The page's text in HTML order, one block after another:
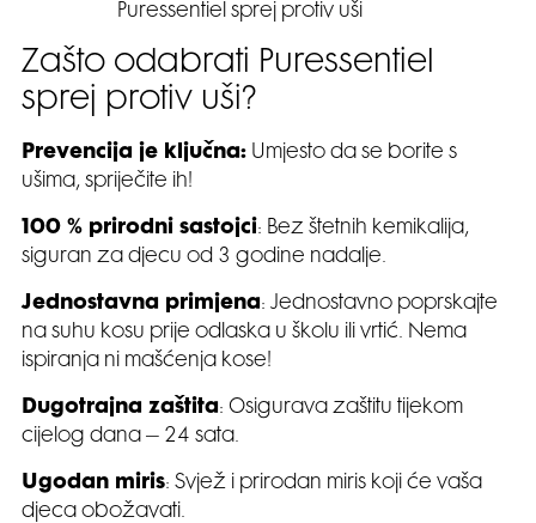
Puressentiel sprej protiv uši
Zašto odabrati Puressentiel
sprej protiv uši?
Prevencija je ključna: Umjesto da se borite s
ušima, spriječite ih!
100 % prirodni sastojci: Bez štetnih kemikalija,
siguran za djecu od 3 godine nadalje.
Jednostavna primjena: Jednostavno poprskajte
na suhu kosu prije odlaska u školu ili vrtić. Nema
ispiranja ni mašćenja kose!
Dugotrajna zaštita: Osigurava zaštitu tijekom
cijelog dana – 24 sata.
Ugodan miris: Svjež i prirodan miris koji će vaša
djeca obožavati.